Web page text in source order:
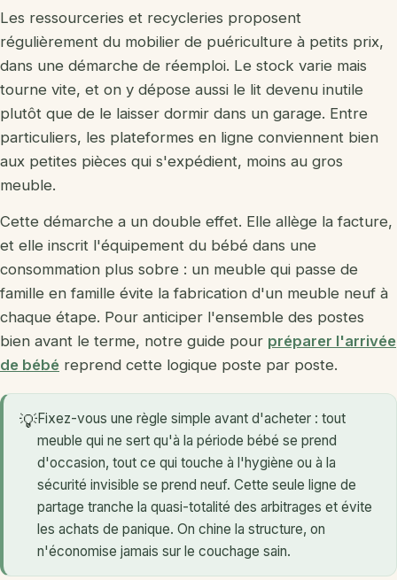
Les ressourceries et recycleries proposent
régulièrement du mobilier de puériculture à petits prix,
dans une démarche de réemploi. Le stock varie mais
tourne vite, et on y dépose aussi le lit devenu inutile
plutôt que de le laisser dormir dans un garage. Entre
particuliers, les plateformes en ligne conviennent bien
aux petites pièces qui s'expédient, moins au gros
meuble.
Cette démarche a un double effet. Elle allège la facture,
et elle inscrit l'équipement du bébé dans une
consommation plus sobre : un meuble qui passe de
famille en famille évite la fabrication d'un meuble neuf à
chaque étape. Pour anticiper l'ensemble des postes
bien avant le terme, notre guide pour préparer l'arrivée
de bébé reprend cette logique poste par poste.
💡Fixez-vous une règle simple avant d'acheter : tout
meuble qui ne sert qu'à la période bébé se prend
d'occasion, tout ce qui touche à l'hygiène ou à la
sécurité invisible se prend neuf. Cette seule ligne de
partage tranche la quasi-totalité des arbitrages et évite
les achats de panique. On chine la structure, on
n'économise jamais sur le couchage sain.